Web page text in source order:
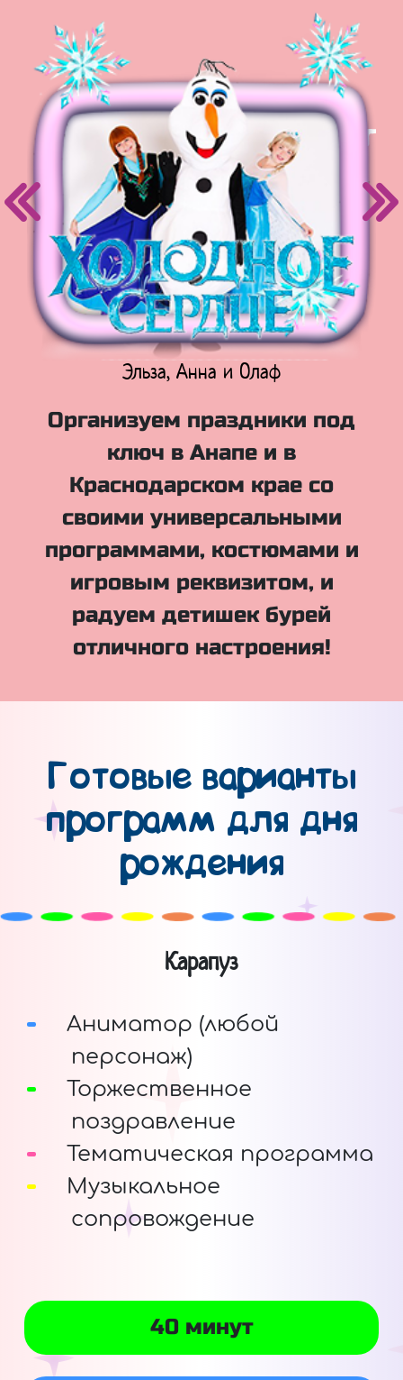
Эльза, Анна и Олаф
Организуем праздники под
ключ в Анапе и в
Краснодарском крае со
своими универсальными
программами, костюмами и
игровым реквизитом, и
радуем детишек бурей
отличного настроения!
Готовые варианты
программ для дня
рождения
Карапуз
Аниматор (любой
персонаж)
Торжественное
поздравление
Тематическая программа
Музыкальное
сопровождение
40 минут